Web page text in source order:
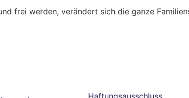
frei werden, verändert sich die ganze
Haftungsausschluss